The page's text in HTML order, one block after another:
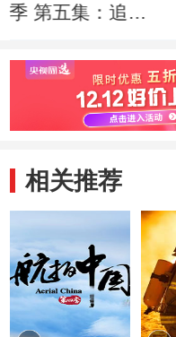
季 第五集：追忆
事浮沉
相关推荐